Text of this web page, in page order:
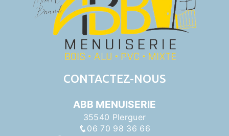
CONTACTEZ-NOUS
ABB MENUISERIE
35540 Plerguer
06 70 98 36 66